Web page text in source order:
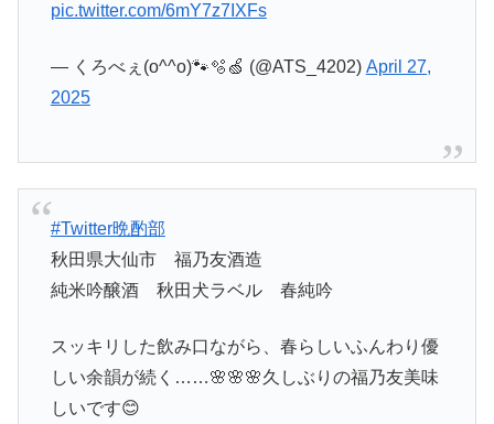
pic.twitter.com/6mY7z7IXFs
— くろべぇ(o^^o)🐾🫧🍏 (@ATS_4202) April 27,
2025
#Twitter晩酌部
秋田県大仙市 福乃友酒造
純米吟醸酒 秋田犬ラベル 春純吟
スッキリした飲み口ながら、春らしいふんわり優
しい余韻が続く……🌸🌸🌸久しぶりの福乃友美味
しいです😊